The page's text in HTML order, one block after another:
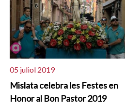
05 juliol 2019
Mislata celebra les Festes en
Honor al Bon Pastor 2019